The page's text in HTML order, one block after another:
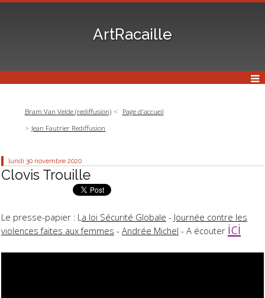
ArtRacaille
Bram Van Velde (rediffusion)
Page d'accueil
Jean Fautrier Rediffusion
lundi 30 novembre 2020
Clovis Trouille
Le presse-papier : L a loi Sécurité Globale - Journée contre les
violences faites aux femmes - Andrée Michel - A écouter ici